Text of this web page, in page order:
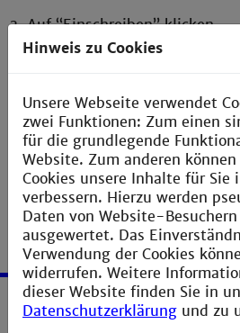
3. Auf “Einschreiben” klicken
4. Auf “Start” klicken
Online Einführungsmodul
Service
Hinweis zu Cookies
Unsere Webseite verwendet
zwei Funktionen: Zum einen
für die grundlegende
Website. Zum anderen
Cookies unsere Inhalte für Sie
verbessern. Hierzu werden
Daten von Website-
ausgewertet. Das
Verwendung der Cookies
widerrufen. Weitere
dieser Website finden Sie in
Datenschutzerklärung und zu